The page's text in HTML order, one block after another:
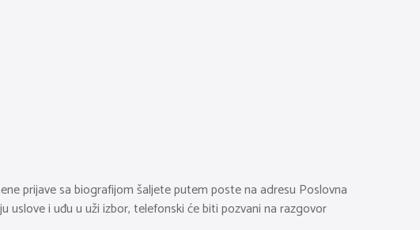
prijave sa biografijom šaljete putem poste na adresu Poslovna
uslove i uđu u uži izbor, telefonski će biti pozvani na razgovor